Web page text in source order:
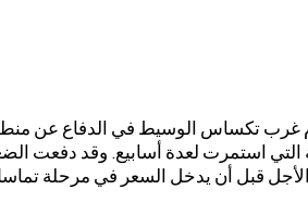
غرب تكساس الوسيط في الدفاع عن
التي استمرت لعدة أسابيع. وقد دفعت
الأجل قبل أن يدخل السعر في مرحلة